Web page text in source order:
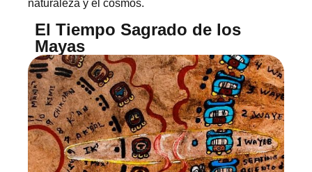
naturaleza y el cosmos.
El Tiempo Sagrado de los
Mayas